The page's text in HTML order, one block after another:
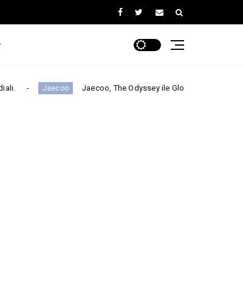
Jaecoo, The Odyssey ile Global İş Birliğini Duyurdu!